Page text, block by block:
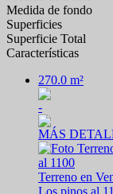
Medida de fondo
Superficies
Superficie Total
Características
270.0 m²
-
MÁS
Terreno en